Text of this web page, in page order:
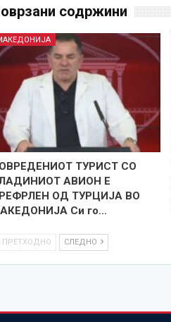
содржини
ТУРИСТ СО
АВИОН Е
ОД ТУРЦИЈА ВО
Си го…
ПРЕТХОДНО СЛЕДНО